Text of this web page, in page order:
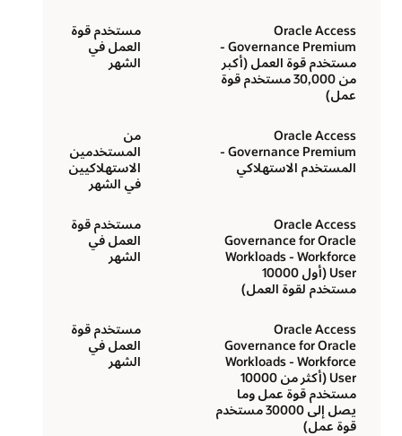
Oracle Access
Governance Premium -
مستخدم قوة العمل (أكبر
من 30,000 مستخدم قوة
عمل)
مستخدم قوة
العمل في
الشهر
Oracle Access
Governance Premium -
المستخدم الاستهلاكي
من
المستخدمين
الاستهلاكيين
في الشهر
Oracle Access
Governance for Oracle
Workloads - Workforce
User (أول 10000
مستخدم لقوة العمل)
مستخدم قوة
العمل في
الشهر
Oracle Access
Governance for Oracle
Workloads - Workforce
User (أكثر من 10000
مستخدم قوة عمل وما
يصل إلى 30000 مستخدم
قوة عمل)
مستخدم قوة
العمل في
الشهر